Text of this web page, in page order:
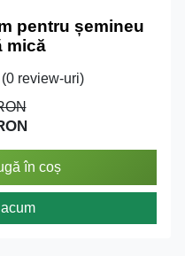
pentru șemineu
mică
(0 review-uri)
în coș